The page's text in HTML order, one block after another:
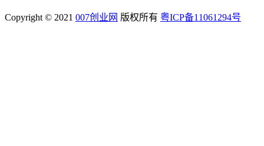
Copyright © 2021 007创业网 版权所有 粤ICP备11061294号